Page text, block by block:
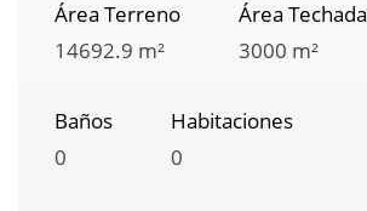
Área Terreno
14692.9 m²
Área Techada
3000 m²
Baños
0
Habitaciones
0